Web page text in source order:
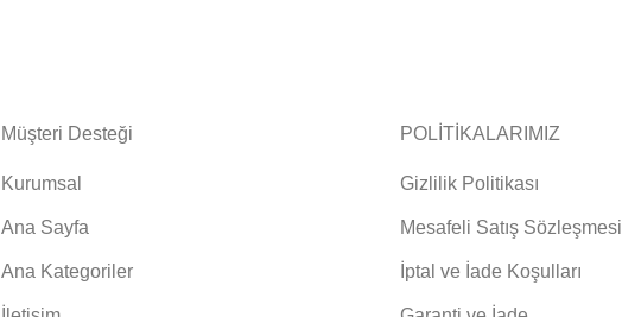
Müşteri Desteği
Kurumsal
Ana Sayfa
Ana Kategoriler
POLİTİKALARIMIZ
Gizlilik Politikası
Mesafeli Satış Sözleşmesi
İptal ve İade Koşulları